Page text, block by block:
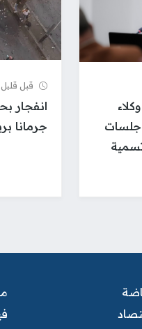
جلسات
قبل قلیل
انفجار
جرمانا